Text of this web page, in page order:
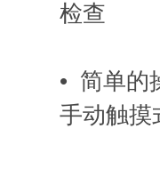
检查
• 简单的
手动触摸